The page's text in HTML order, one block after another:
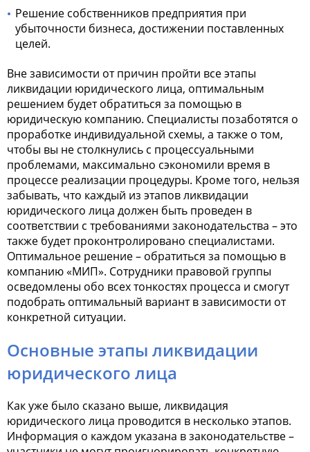
Решение собственников предприятия при
убыточности бизнеса, достижении поставленных
целей.
Вне зависимости от причин пройти все этапы
ликвидации юридического лица, оптимальным
решением будет обратиться за помощью в
юридическую компанию. Специалисты позаботятся о
проработке индивидуальной схемы, а также о том,
чтобы вы не столкнулись с процессуальными
проблемами, максимально сэкономили время в
процессе реализации процедуры. Кроме того, нельзя
забывать, что каждый из этапов ликвидации
юридического лица должен быть проведен в
соответствии с требованиями законодательства – это
также будет проконтролировано специалистами.
Оптимальное решение – обратиться за помощью в
компанию «МИП». Сотрудники правовой группы
осведомлены обо всех тонкостях процесса и смогут
подобрать оптимальный вариант в зависимости от
конкретной ситуации.
Основные этапы ликвидации
юридического лица
Как уже было сказано выше, ликвидация
юридического лица проводится в несколько этапов.
Информация о каждом указана в законодательстве –